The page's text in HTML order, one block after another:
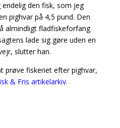
den fisk, som jeg
pighvar på 4,5 pund. Den
almindligt fladfiskeforfang
lade sig gøre uden en
slutter han.
prøve fiskeriet efter pighvar,
& Fris artikelarkiv.